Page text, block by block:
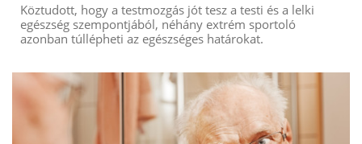
Köztudott, hogy a testmozgás jót tesz a testi és a lelki
egészség szempontjából, néhány extrém sportoló
azonban túllépheti az egészséges határokat.